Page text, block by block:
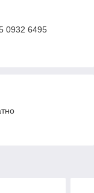
0932 6495